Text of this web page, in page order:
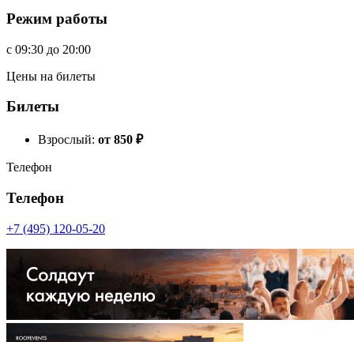
Режим работы
c 09:30 до 20:00
Цены на билеты
Билеты
Взрослый: от 850 ₽
Телефон
Телефон
+7 (495) 120-05-20